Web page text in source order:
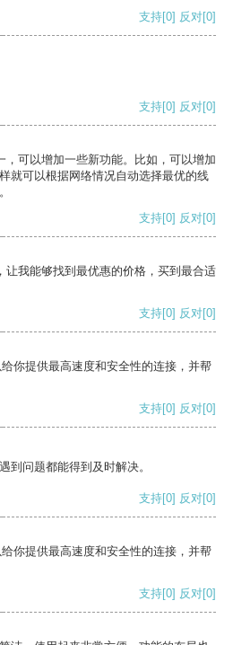
支持[0] 反对[0]
支持[0] 反对[0]
，可以增加一些新功能。比如，可以增加
就可以根据网络情况自动选择最优的线
支持[0] 反对[0]
让我能够找到最优惠的价格，买到最合适
支持[0] 反对[0]
你提供最高速度和安全性的连接，并帮
支持[0] 反对[0]
到问题都能得到及时解决。
支持[0] 反对[0]
你提供最高速度和安全性的连接，并帮
支持[0] 反对[0]